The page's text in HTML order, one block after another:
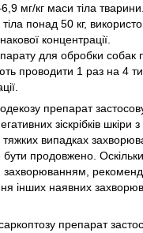
мг/кг маси тіла тварини.
понад 50 кг,
концентрації.
для обробки собак
проводити 1 раз на 4
препарат
зіскрібків шкіри
випадках
продовжено.
інших наявних
препарат